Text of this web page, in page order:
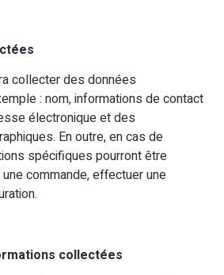
collecter des données
: nom, informations de contact
électronique et des
En outre, en cas de
spécifiques pourront être
commande, effectuer une
collectées